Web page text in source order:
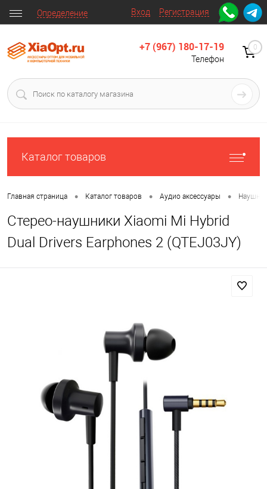
Вход Регистрация
Определение
+7 (967) 180-17-19
Телефон
0
Каталог товаров
Главная страница • Каталог товаров • Аудио аксессуары •
Стерео-наушники Xiaomi Mi Hybrid
Dual Drivers Earphones 2 (QTEJ03JY)